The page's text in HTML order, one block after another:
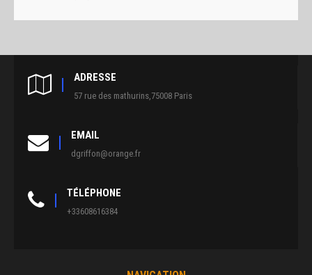
ADRESSE
57 rue des mathurins,75008 Paris
EMAIL
dgriffon@orange.fr
TÉLÉPHONE
+33608616384